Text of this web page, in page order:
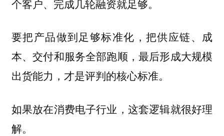
个客户、完成几轮融资就足够。
要把产品做到足够标准化，把供应链、成
本、交付和服务全部跑顺，最后形成大规模
出货能力，才是评判的核心标准。
如果放在消费电子行业，这套逻辑就很好理
解。